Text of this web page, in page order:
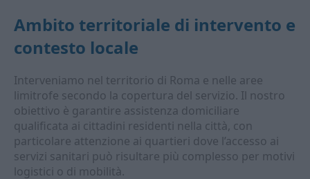
Ambito territoriale di intervento e
contesto locale
Interveniamo nel territorio di Roma e nelle aree
limitrofe secondo la copertura del servizio. Il nostro
obiettivo è garantire assistenza domiciliare
qualificata ai cittadini residenti nella città, con
particolare attenzione ai quartieri dove l’accesso ai
servizi sanitari può risultare più complesso per motivi
logistici o di mobilità.